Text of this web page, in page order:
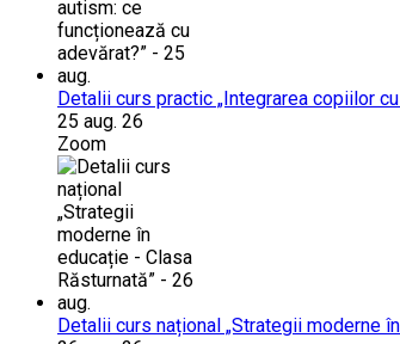
Detalii curs practic „Integrarea copiilor
25 aug. 26
Zoom
Detalii curs național „Strategii moderne